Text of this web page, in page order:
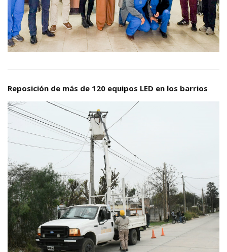
Reposición de más de 120 equipos LED en los barrios